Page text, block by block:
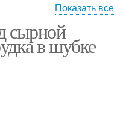
Грудка на праздничный
стол
Показать все
сырной
в шубке